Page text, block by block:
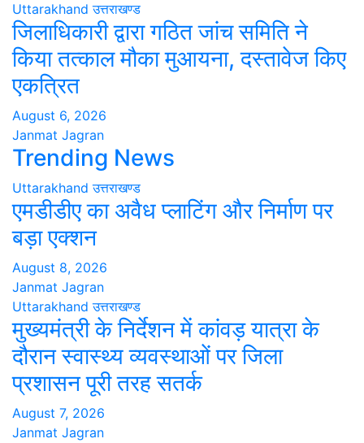
Uttarakhand उत्तराखण्ड
जिलाधिकारी द्वारा गठित जांच समिति ने
किया तत्काल मौका मुआयना, दस्तावेज किए
एकत्रित
August 6, 2026
Janmat Jagran
Trending News
Uttarakhand उत्तराखण्ड
एमडीडीए का अवैध प्लाटिंग और निर्माण पर
बड़ा एक्शन
August 8, 2026
Janmat Jagran
Uttarakhand उत्तराखण्ड
मुख्यमंत्री के निर्देशन में कांवड़ यात्रा के
दौरान स्वास्थ्य व्यवस्थाओं पर जिला
प्रशासन पूरी तरह सतर्क
August 7, 2026
Janmat Jagran